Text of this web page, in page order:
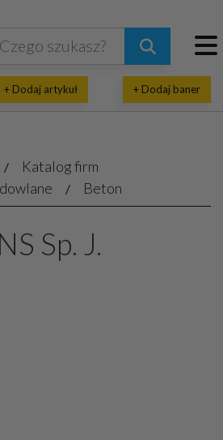
+ Dodaj artykuł + Dodaj baner
Katalog firm
Beton
Sp. J.